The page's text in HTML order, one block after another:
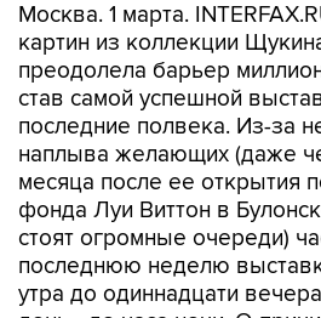
Москва. 1 марта.
картин из коллекции
преодолела барьер
став самой успешной
последние полвека. Из-за
наплыва желающих (даже
месяца после ее открытия
фонда Луи Виттон в
стоят огромные очереди)
последнюю неделю
утра до одиннадцати